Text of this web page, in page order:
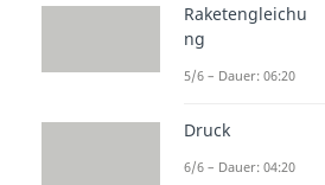
Zum
Raketengleichu
ng
5/6 – Dauer: 06:20
Druck
6/6 – Dauer: 04:20